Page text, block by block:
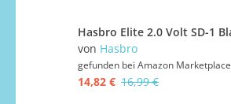
von Hasbro
gefunden bei Amazon Marketplace
14,82 € 16,99 €